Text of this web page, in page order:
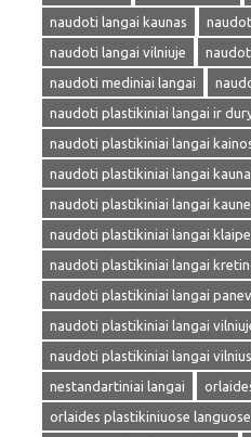
naudoti langai kaunas
naudoti langai vilniuje
naudoti mediniai langai
naudoti plastikiniai langai ir
naudoti plastikiniai langai
naudoti plastikiniai langai
naudoti plastikiniai langai kaune
naudoti plastikiniai langai
naudoti plastikiniai langai
naudoti plastikiniai langai
naudoti plastikiniai langai
naudoti plastikiniai langai vilnius
nestandartiniai langai
orlaides plastikiniuose languose